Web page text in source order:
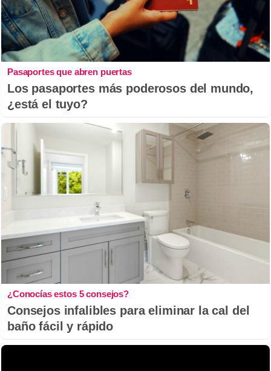
Pasaportes que abren puertas
Los pasaportes más poderosos del mundo,
¿está el tuyo?
¿Conocías estos 5 consejos?
Consejos infalibles para eliminar la cal del
baño fácil y rápido